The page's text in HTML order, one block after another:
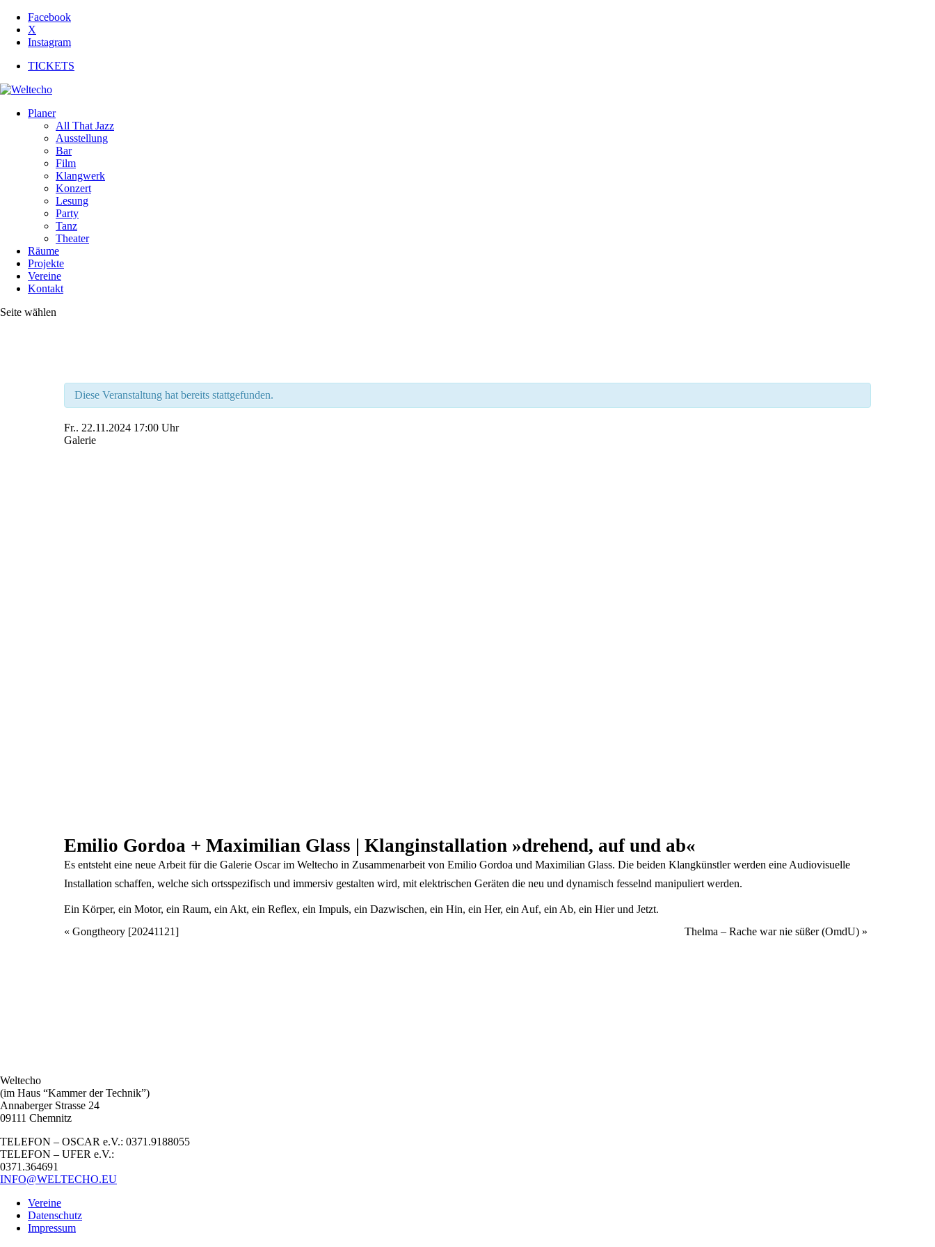
Facebook
X
Instagram
TICKETS
Planer
All That Jazz
Ausstellung
Bar
Film
Klangwerk
Konzert
Lesung
Party
Tanz
Theater
Räume
Projekte
Vereine
Kontakt
Seite wählen
Diese Veranstaltung hat bereits stattgefunden.
Fr.. 22.11.2024 17:00 Uhr
Galerie
Emilio Gordoa + Maximilian Glass | Klanginstallation »drehend, auf und ab«
Es entsteht eine neue Arbeit für die Galerie Oscar im Weltecho in Zusammenarbeit von Emilio Gordoa und Maximilian Glass. Die beiden Klangkünstler werden eine Audiovisuelle
Installation schaffen, welche sich ortsspezifisch und immersiv gestalten wird, mit elektrischen Geräten die neu und dynamisch fesselnd manipuliert werden.
Ein Körper, ein Motor, ein Raum, ein Akt, ein Reflex, ein Impuls, ein Dazwischen, ein Hin, ein Her, ein Auf, ein Ab, ein Hier und Jetzt.
Veranstaltung
« Gongtheory [20241121] Thelma – Rache war nie süßer (OmdU) »
Weltecho
(im Haus “Kammer der Technik”)
Annaberger Strasse 24
09111 Chemnitz
TELEFON – OSCAR e.V.: 0371.9188055
TELEFON – UFER e.V.:
0371.364691
INFO@WELTECHO.EU
Vereine
Datenschutz
Impressum